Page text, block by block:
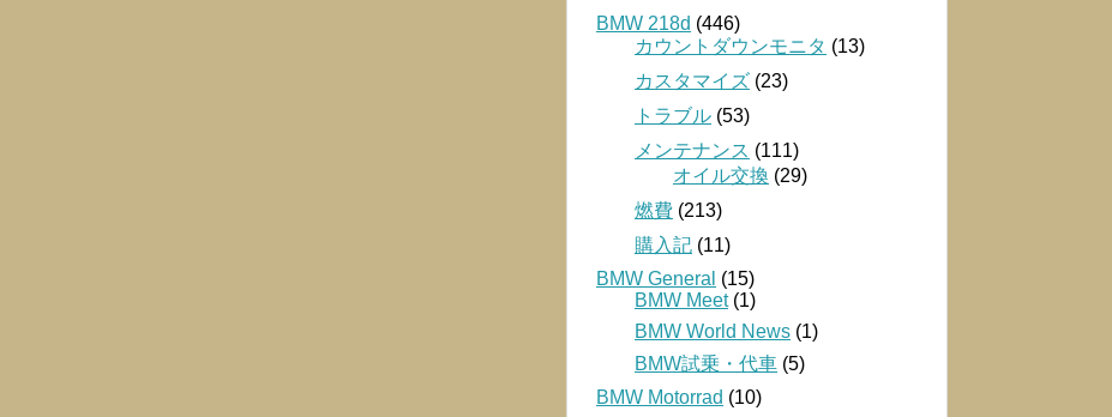
BMW 218d (446)
カウントダウンモニタ (13)
カスタマイズ (23)
トラブル (53)
メンテナンス (111)
オイル交換 (29)
燃費 (213)
購入記 (11)
BMW General (15)
BMW Meet(1)
BMW World News (1)
BMW試乗・代車 (5)
BMW Motorrad (10)